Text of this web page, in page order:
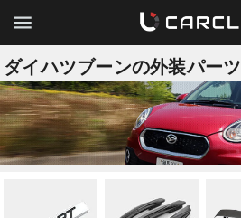
ダイハツブーンの外装パーツ